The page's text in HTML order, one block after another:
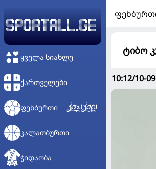
ᲧᲕᲔᲚᲐ ᲡᲘᲐᲮᲚᲔ
ᲥᲐᲠᲗᲕᲔᲚᲔᲑᲘ
ᲤᲔᲮᲑᲣᲠᲗᲘ
ᲙᲐᲚᲐᲗᲑᲣᲠᲗᲘ
ᲭᲘᲓᲐᲝᲑᲐ
ტიბო
10:12/10-